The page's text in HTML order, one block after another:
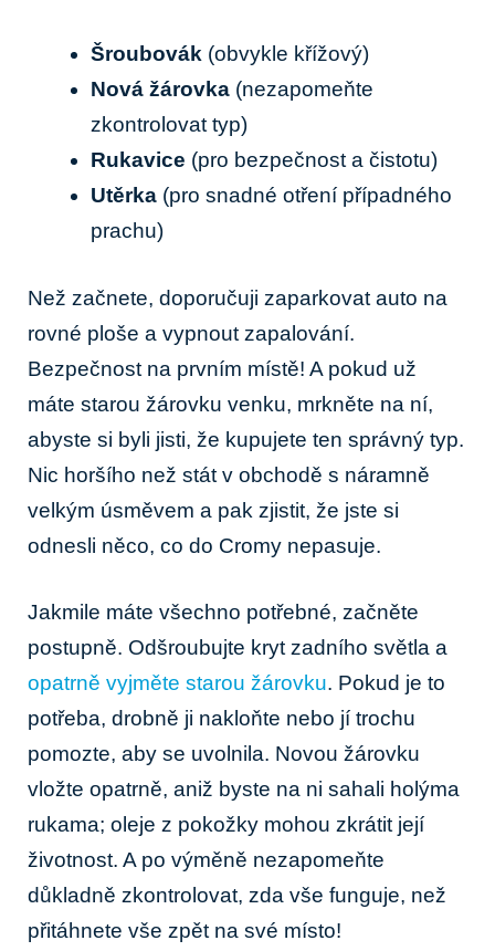
Šroubovák (obvykle křížový)
Nová žárovka (nezapomeňte
zkontrolovat typ)
Rukavice (pro bezpečnost a⁣ čistotu)
Utěrka (pro snadné otření případného
prachu)
Než začnete, doporučuji zaparkovat auto na⁤
rovné ploše a vypnout ⁢zapalování.
Bezpečnost na prvním místě! A pokud už
máte ‍starou žárovku⁤ venku, mrkněte na ní,
abyste si byli ⁣jisti, že kupujete ten správný typ.
Nic horšího než stát v obchodě s náramně
velkým úsměvem a pak zjistit, že jste⁢ si
odnesli‌ něco, co do Cromy nepasuje.
Jakmile máte všechno potřebné, začněte
postupně. Odšroubujte‍ kryt zadního světla a
opatrně vyjměte starou žárovku. Pokud je to
potřeba, drobně ji nakloňte nebo jí trochu
pomozte, aby se uvolnila. Novou žárovku
vložte opatrně, aniž‍ byste na ni sahali​ holýma
rukama; oleje z pokožky ​mohou zkrátit její⁣
životnost. A po ​výměně nezapomeňte
důkladně zkontrolovat, zda vše funguje, než
přitáhnete vše zpět na⁤ své místo!